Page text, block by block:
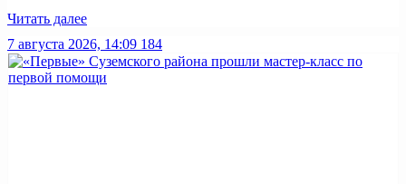
Читать далее
7 августа 2026, 14:09 184